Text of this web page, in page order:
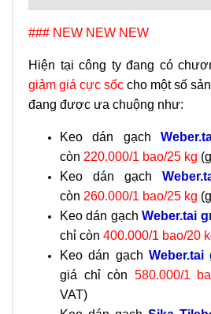
### NEW NEW NEW
Hiện tại công ty đang có
giảm giá cực sốc cho một số
đang được ưa chuộng như:
Keo dán gạch
còn 220.000/1 bao/25 kg
Keo dán gạch
còn 260.000/1 bao/25 kg
Keo dán gạchWeber.tai
chỉ còn 400.000/1 bao/20
Keo dán gạch Weber.tai
giá chỉ còn 580.000/1
VAT)